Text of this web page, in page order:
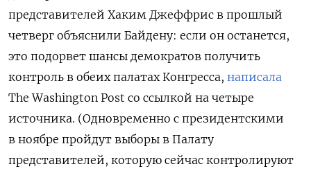
представителей Хаким Джеффрис в прошлый
четверг объяснили Байдену: если он останется,
это подорвет шансы демократов получить
контроль в обеих палатах Конгресса, написала
The Washington Post со ссылкой на четыре
источника. (Одновременно с президентскими
в ноябре пройдут выборы в Палату
представителей, которую сейчас контролируют